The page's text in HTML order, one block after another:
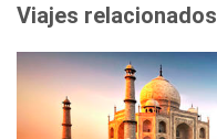
Viajes relacionados